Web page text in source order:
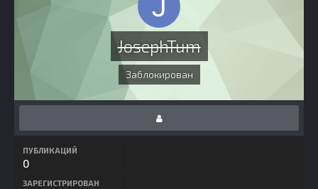
JosephTum
Заблокирован
ПУБЛИКАЦИЙ
0
ЗАРЕГИСТРИРОВАН